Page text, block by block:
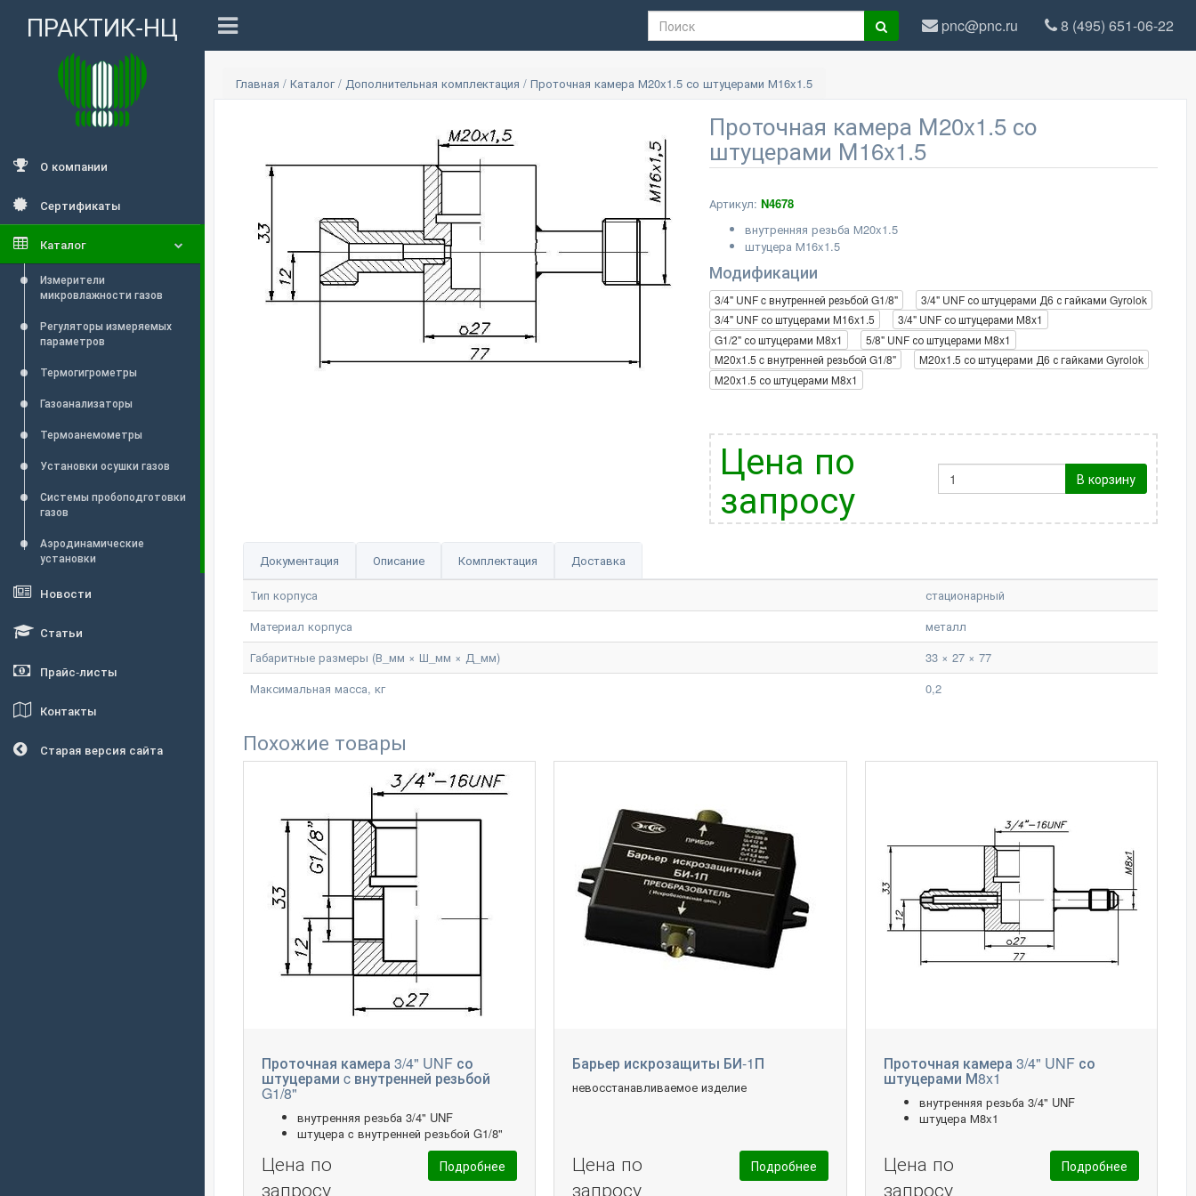
ПРАКТИК-НЦ
О компании
Сертификаты
Каталог
Измерители
микровлажности газов
Регуляторы измеряемых
параметров
Термогигрометры
Газоанализаторы
Термоанемометры
Установки осушки газов
Системы пробоподготовки
газов
Аэродинамические
установки
Новости
Статьи
Прайс-листы
Контакты
Старая версия сайта
8 (495) 651-06-22
pnc@pnc.ru
Главная / Каталог/ Дополнительная комплектация / Проточная камера М20x1.5 со штуцерами М16x1.5
Проточная камера М20x1.5 со
штуцерами М16x1.5
Артикул: N4678
внутренняя резьба М20x1.5
штуцера М16x1.5
Модификации
3/4" UNF c внутренней резьбой G1/8"
3/4" UNF со штуцерами Д6 с гайками Gyrolok
3/4" UNF со штуцерами М16x1.5
3/4" UNF со штуцерами М8x1
G1/2" со штуцерами М8x1
5/8" UNF со штуцерами М8x1
М20x1.5 c внутренней резьбой G1/8"
М20x1.5 со штуцерами Д6 с гайками Gyrolok
М20x1.5 со штуцерами М8x1
Цена по
запросу В корзину
Документация Описание Комплектация Доставка
Тип корпуса
стационарный
Материал корпуса
металл
Габаритные размеры (В_мм × Ш_мм × Д_мм)
33 × 27 × 77
Максимальная масса, кг
0,2
Похожие товары
Проточная камера 3/4" UNF со
штуцерами c внутренней резьбой
G1/8"
внутренняя резьба 3/4" UNF
штуцера c внутренней резьбой G1/8"
Цена по
запросу
Подробнее
Барьер искрозащиты БИ-1П
невосстанавливаемое изделие
Цена по
запросу
Подробнее
Проточная камера 3/4" UNF со
штуцерами М8x1
внутренняя резьба 3/4" UNF
штуцера М8x1
Цена по
запросу
Подробнее